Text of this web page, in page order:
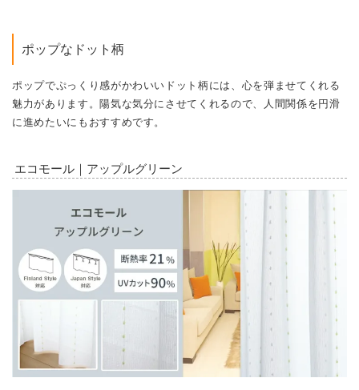
ポップなドット柄
ポップでぷっくり感がかわいいドット柄には、心を弾ませてくれる
魅力があります。陽気な気分にさせてくれるので、人間関係を円滑
に進めたいにもおすすめです。
エコモール｜アップルグリーン